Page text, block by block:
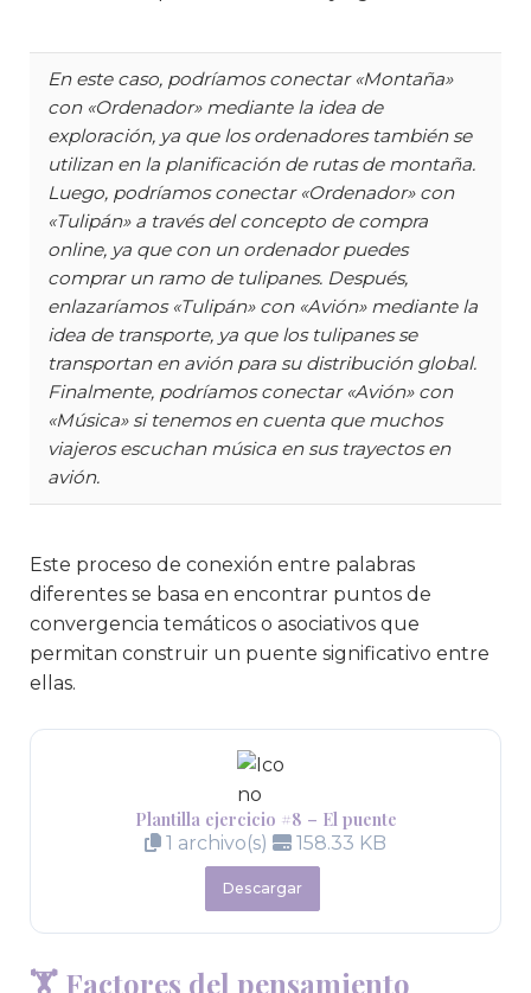
En este caso, podríamos conectar «Montaña»
con «Ordenador» mediante la idea de
exploración, ya que los ordenadores también se
utilizan en la planificación de rutas de montaña.
Luego, podríamos conectar «Ordenador» con
«Tulipán» a través del concepto de compra
online, ya que con un ordenador puedes
comprar un ramo de tulipanes. Después,
enlazaríamos «Tulipán» con «Avión» mediante la
idea de transporte, ya que los tulipanes se
transportan en avión para su distribución global.
Finalmente, podríamos conectar «Avión» con
«Música» si tenemos en cuenta que muchos
viajeros escuchan música en sus trayectos en
avión.
Este proceso de conexión entre palabras
diferentes se basa en encontrar puntos de
convergencia temáticos o asociativos que
permitan construir un puente significativo entre
ellas.
Plantilla ejercicio #8 – El puente
1 archivo(s) 158.33 KB
Descargar
🏋️ Factores del pensamiento